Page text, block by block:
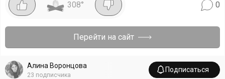
308° 0
Перейти на сайт
Алина Воронцова
23 подписчика
Подписаться